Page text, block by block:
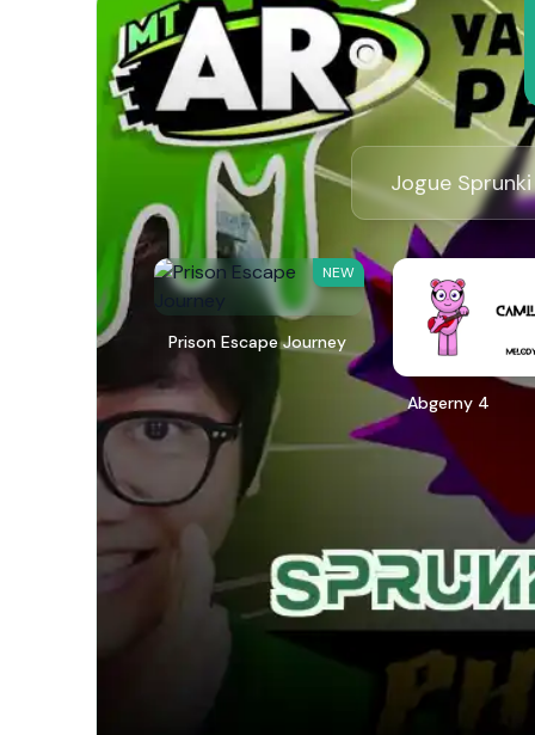
Jogue
NEW
Prison Escape Journey
Abgerny 4